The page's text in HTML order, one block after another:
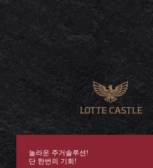
놀라운 주거솔루션!
단 한번의 기회!